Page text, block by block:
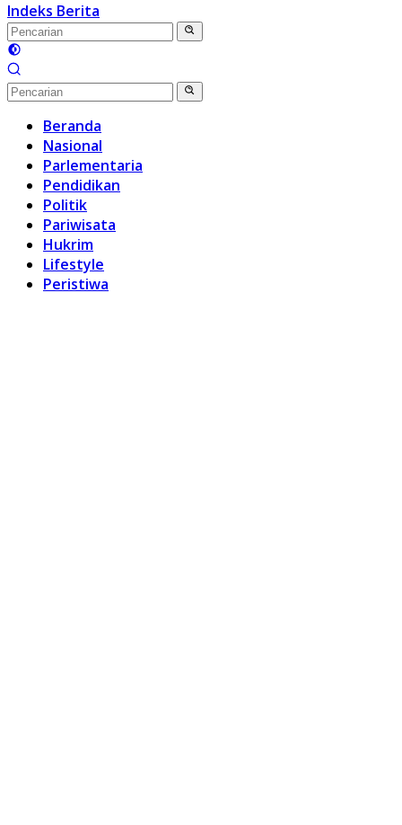
Indeks Berita
Beranda
Nasional
Parlementaria
Pendidikan
Politik
Pariwisata
Hukrim
Lifestyle
Peristiwa